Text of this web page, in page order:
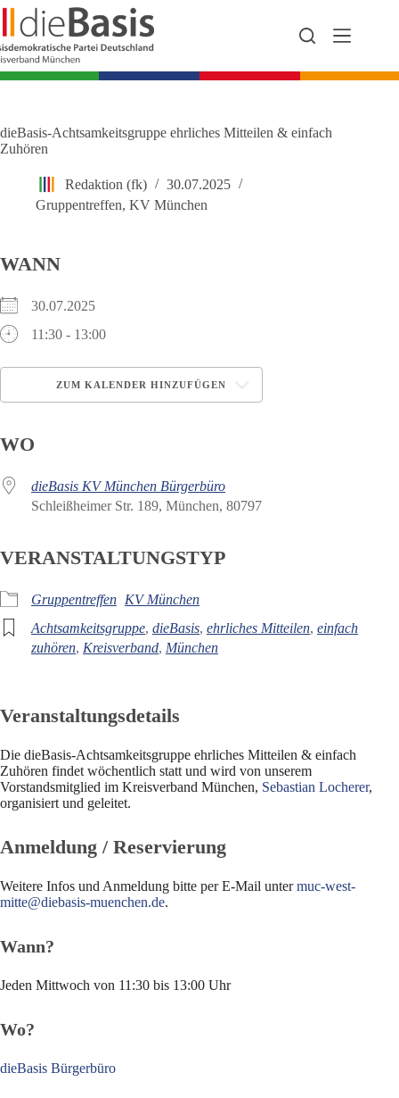
Zum
Inhalt
springen
dieBasis-Achtsamkeitsgruppe ehrliches Mitteilen & einfach
Zuhören
Redaktion (fk)
30.07.2025
Gruppentreffen, KV München
WANN
30.07.2025
11:30 - 13:00
ZUM KALENDER HINZUFÜGEN
WO
dieBasis KV München Bürgerbüro
Schleißheimer Str. 189, München, 80797
VERANSTALTUNGSTYP
Gruppentreffen KV München
Achtsamkeitsgruppe, dieBasis, ehrliches Mitteilen, einfach
zuhören, Kreisverband, München
Veranstaltungsdetails
Die dieBasis-Achtsamkeitsgruppe ehrliches Mitteilen & einfach
Zuhören findet wöchentlich statt und wird von unserem
Vorstandsmitglied im Kreisverband München, Sebastian Locherer,
organisiert und geleitet.
Anmeldung / Reservierung
Weitere Infos und Anmeldung bitte per E-Mail untermuc-west-
mitte@diebasis-muenchen.de.
Wann?
Jeden Mittwoch von 11:30 bis 13:00 Uhr
Wo?
dieBasis Bürgerbüro